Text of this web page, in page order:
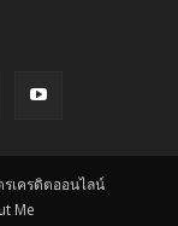
เครดิตออนไลน์
Me